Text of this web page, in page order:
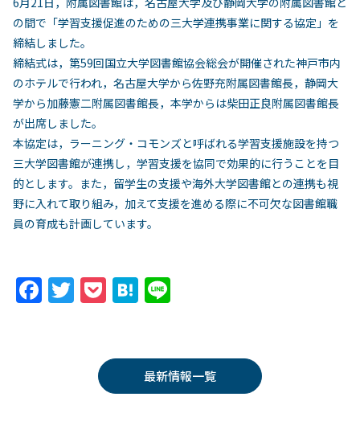
の間で「学習支援促進のための三大学連携事業に関する協定」を
締結しました。
締結式は，第59回国立大学図書館協会総会が開催された神戸市内
のホテルで行われ，名古屋大学から佐野充附属図書館長，静岡大
学から加藤憲二附属図書館長，本学からは柴田正良附属図書館長
が出席しました。
本協定は，ラーニング・コモンズと呼ばれる学習支援施設を持つ
三大学図書館が連携し，学習支援を協同で効果的に行うことを目
的とします。また，留学生の支援や海外大学図書館との連携も視
野に入れて取り組み，加えて支援を進める際に不可欠な図書館職
員の育成も計画しています。
F T
er
P
k
et
H
n
a
最新情報一覧